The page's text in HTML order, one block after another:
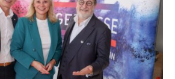
Reiseempfehlungen.